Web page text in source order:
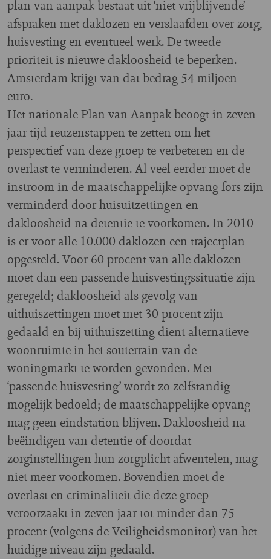
plan van aanpak bestaat uit ‘niet-vrijblijvende’
afspraken met daklozen en verslaafden over zorg,
huisvesting en eventueel werk. De tweede
prioriteit is nieuwe dakloosheid te beperken.
Amsterdam krijgt van dat bedrag 54 miljoen
euro.
Het nationale Plan van Aanpak beoogt in zeven
jaar tijd reuzenstappen te zetten om het
perspectief van deze groep te verbeteren en de
overlast te verminderen. Al veel eerder moet de
instroom in de maatschappelijke opvang fors zijn
verminderd door huisuitzettingen en
dakloosheid na detentie te voorkomen. In 2010
is er voor alle 10.000 daklozen een trajectplan
opgesteld. Voor 60 procent van alle daklozen
moet dan een passende huisvestingssituatie zijn
geregeld; dakloosheid als gevolg van
uithuiszettingen moet met 30 procent zijn
gedaald en bij uithuiszetting dient alternatieve
woonruimte in het souterrain van de
woningmarkt te worden gevonden. Met
‘passende huisvesting’ wordt zo zelfstandig
mogelijk bedoeld; de maatschappelijke opvang
mag geen eindstation blijven. Dakloosheid na
beëindigen van detentie of doordat
zorginstellingen hun zorgplicht afwentelen, mag
niet meer voorkomen. Bovendien moet de
overlast en criminaliteit die deze groep
veroorzaakt in zeven jaar tot minder dan 75
procent (volgens de Veiligheidsmonitor) van het
huidige niveau zijn gedaald.